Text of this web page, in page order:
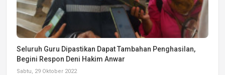
Seluruh Guru Dipastikan Dapat Tambahan Penghasilan,
Begini Respon Deni Hakim Anwar
Sabtu, 29 Oktober 2022